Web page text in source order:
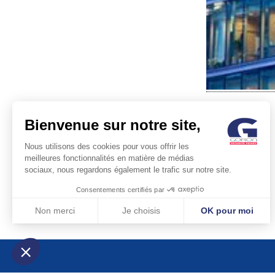
Bienvenue sur notre site,
Nous utilisons des cookies pour vous offrir les
meilleures fonctionnalités en matière de médias
sociaux, nous regardons également le trafic sur notre site.
Consentements certifiés par
Non merci Je choisis
OK pour moi
Notre plateforme vous permet d'adapter et de gérer vos